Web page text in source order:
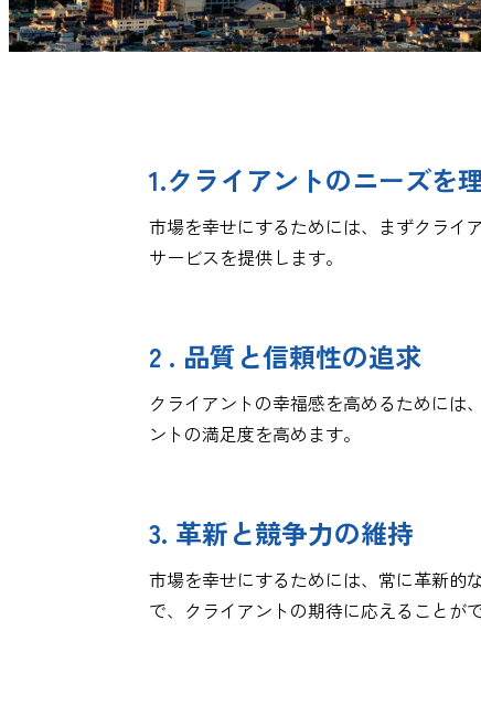
1.クライアントのニーズを
市場を幸せにするためには、まずクライ
サービスを提供します。
2 . 品質と信頼性の追求
クライアントの幸福感を高めるためには
ントの満足度を高めます。
3. 革新と競争力の維持
市場を幸せにするためには、常に革新的
で、クライアントの期待に応えることが